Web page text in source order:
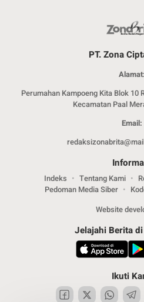
PT. Zona
Alamat:
Perumahan Kampoeng Kita Blok 10
Kecamatan Paal
Email:
Indeks Tentang Kami
Pedoman Media Siber
Website
Jelajahi Berita
Ikuti